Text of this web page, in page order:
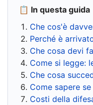
📋 In questa guida
Che cos'è
Perché è
Che cosa devi
Come si legge:
Che cosa
Come sapere
Costi della